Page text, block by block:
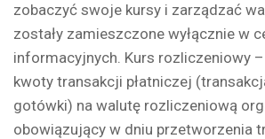
zobaczyć swoje kursy i zarządzać
zostały zamieszczone wyłącznie w
informacyjnych. Kurs rozliczeniowy
kwoty transakcji płatniczej
gotówki) na walutę rozliczeniową
obowiązujący w dniu przetworzenia